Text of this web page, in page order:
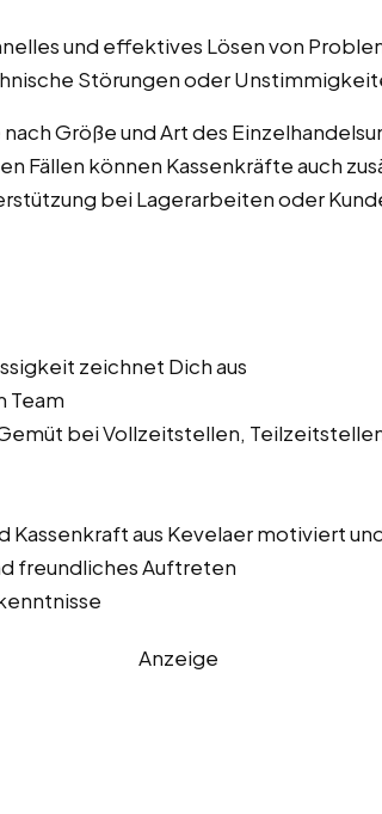
und effektives Lösen von
Störungen oder
Größe und Art des
Fällen können Kassenkräfte auch
bei Lagerarbeiten oder
zeichnet Dich aus
Team
bei Vollzeitstellen,
Kassenkraft aus Kevelaer motiviert
freundliches Auftreten
Anzeige